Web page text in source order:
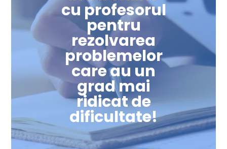
cu profesorul
pentru
rezolvarea
problemelor
care au un
grad mai
ridicat de
dificultate!